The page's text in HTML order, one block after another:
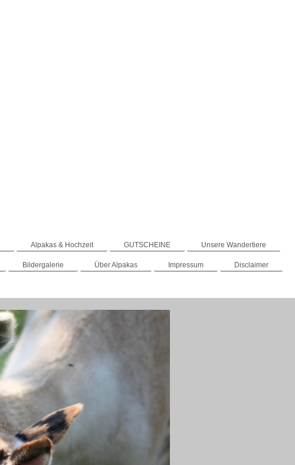
Alpakas & Hochzeit GUTSCHEINE Unsere Wandertiere
Bildergalerie Über Alpakas Impressum Disclaimer